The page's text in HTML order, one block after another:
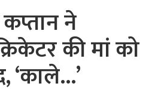
ने
की मां को
‘काले…’